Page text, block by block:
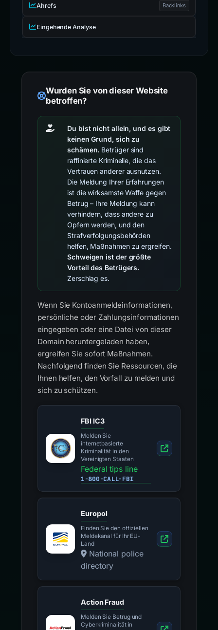
Ahrefs Backlinks
Eingehende Analyse
Wurden Sie von dieser Website
betroffen?
Du bist nicht allein, und es gibt
keinen Grund, sich zu
schämen. Betrüger sind
raffinierte Kriminelle, die das
Vertrauen anderer ausnutzen.
Die Meldung Ihrer Erfahrungen
ist die wirksamste Waffe gegen
Betrug – Ihre Meldung kann
verhindern, dass andere zu
Opfern werden, und den
Strafverfolgungsbehörden
helfen, Maßnahmen zu ergreifen.
Schweigen ist der größte
Vorteil des Betrügers.
Zerschlag es.
Wenn Sie Kontoanmeldeinformationen,
persönliche oder Zahlungsinformationen
eingegeben oder eine Datei von dieser
Domain heruntergeladen haben,
ergreifen Sie sofort Maßnahmen.
Nachfolgend finden Sie Ressourcen, die
Ihnen helfen, den Vorfall zu melden und
sich zu schützen.
FBI IC3
Melden Sie
internetbasierte
Kriminalität in den
Vereinigten Staaten
Federal tips line
1-800-CALL-FBI
Europol
Finden Sie den offiziellen
Meldekanal für Ihr EU-
Land
National police
directory
Action Fraud
Melden Sie Betrug und
Cyberkriminalität in